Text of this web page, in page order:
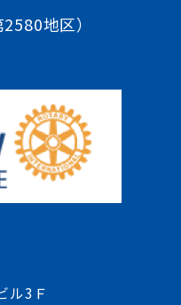
ル3Ｆ
地区）